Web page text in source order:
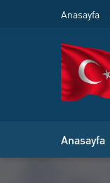
Anasayfa
Anasayfa